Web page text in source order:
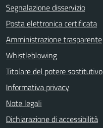
Segnalazione disservizio
Posta elettronica certificata
Amministrazione trasparente
Whistleblowing
Titolare del potere sostitutivo
Informativa privacy
Note legali
Dichiarazione di accessibilità